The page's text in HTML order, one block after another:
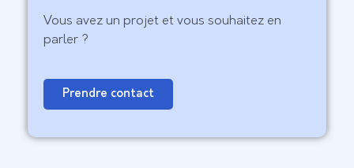
Vous avez un projet et vous souhaitez en
parler ?
Prendre contact